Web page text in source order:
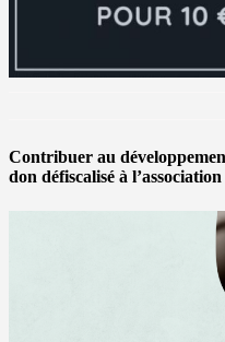
Contribuer au
don défiscalisé à l’association